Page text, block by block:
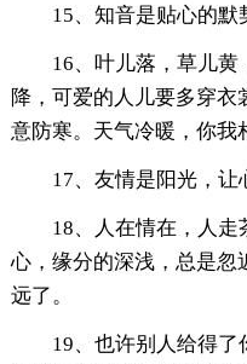
15、知音是贴心的默
16、叶儿落，草儿
降，可爱的人儿要多穿
意防寒。天气冷暖，你我
17、友情是阳光，让
18、人在情在，人
心，缘分的深浅，总是忽
远了。
19、也许别人给得了